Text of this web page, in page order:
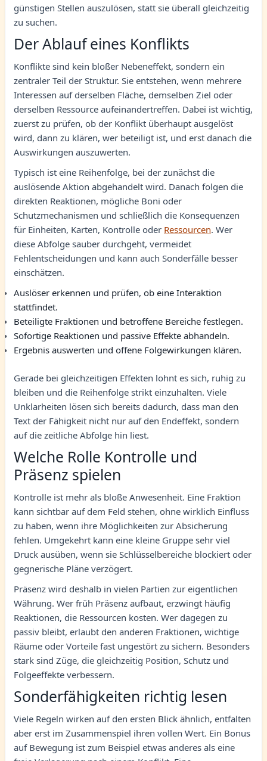
günstigen Stellen auszulösen, statt sie überall gleichzeitig
zu suchen.
Der Ablauf eines Konflikts
Konflikte sind kein bloßer Nebeneffekt, sondern ein
zentraler Teil der Struktur. Sie entstehen, wenn mehrere
Interessen auf derselben Fläche, demselben Ziel oder
derselben Ressource aufeinandertreffen. Dabei ist wichtig,
zuerst zu prüfen, ob der Konflikt überhaupt ausgelöst
wird, dann zu klären, wer beteiligt ist, und erst danach die
Auswirkungen auszuwerten.
Typisch ist eine Reihenfolge, bei der zunächst die
auslösende Aktion abgehandelt wird. Danach folgen die
direkten Reaktionen, mögliche Boni oder
Schutzmechanismen und schließlich die Konsequenzen
für Einheiten, Karten, Kontrolle oder Ressourcen. Wer
diese Abfolge sauber durchgeht, vermeidet
Fehlentscheidungen und kann auch Sonderfälle besser
einschätzen.
Auslöser erkennen und prüfen, ob eine Interaktion
stattfindet.
Beteiligte Fraktionen und betroffene Bereiche festlegen.
Sofortige Reaktionen und passive Effekte abhandeln.
Ergebnis auswerten und offene Folgewirkungen klären.
Gerade bei gleichzeitigen Effekten lohnt es sich, ruhig zu
bleiben und die Reihenfolge strikt einzuhalten. Viele
Unklarheiten lösen sich bereits dadurch, dass man den
Text der Fähigkeit nicht nur auf den Endeffekt, sondern
auf die zeitliche Abfolge hin liest.
Welche Rolle Kontrolle und
Präsenz spielen
Kontrolle ist mehr als bloße Anwesenheit. Eine Fraktion
kann sichtbar auf dem Feld stehen, ohne wirklich Einfluss
zu haben, wenn ihre Möglichkeiten zur Absicherung
fehlen. Umgekehrt kann eine kleine Gruppe sehr viel
Druck ausüben, wenn sie Schlüsselbereiche blockiert oder
gegnerische Pläne verzögert.
Präsenz wird deshalb in vielen Partien zur eigentlichen
Währung. Wer früh Präsenz aufbaut, erzwingt häufig
Reaktionen, die Ressourcen kosten. Wer dagegen zu
passiv bleibt, erlaubt den anderen Fraktionen, wichtige
Räume oder Vorteile fast ungestört zu sichern. Besonders
stark sind Züge, die gleichzeitig Position, Schutz und
Folgeeffekte verbessern.
Sonderfähigkeiten richtig lesen
Viele Regeln wirken auf den ersten Blick ähnlich, entfalten
aber erst im Zusammenspiel ihren vollen Wert. Ein Bonus
auf Bewegung ist zum Beispiel etwas anderes als eine